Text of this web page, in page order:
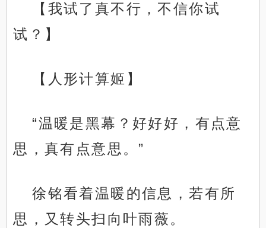
【我试了真不行，不信你试
试？】
【人形计算姬】
“温暖是黑幕？好好好，有点意
思，真有点意思。”
徐铭看着温暖的信息，若有所
思，又转头扫向叶雨薇。